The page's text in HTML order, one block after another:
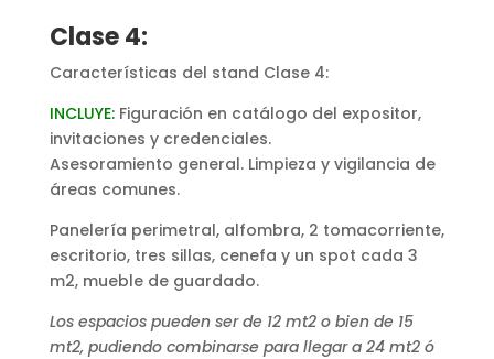
Clase 4:
Características del stand Clase 4:
INCLUYE: Figuración en catálogo del expositor,
invitaciones y credenciales.
Asesoramiento general. Limpieza y vigilancia de
áreas comunes.
Panelería perimetral, alfombra, 2 tomacorriente,
escritorio, tres sillas, cenefa y un spot cada 3
m2, mueble de guardado.
Los espacios pueden ser de 12 mt2 o bien de 15
mt2, pudiendo combinarse para llegar a 24 mt2 ó